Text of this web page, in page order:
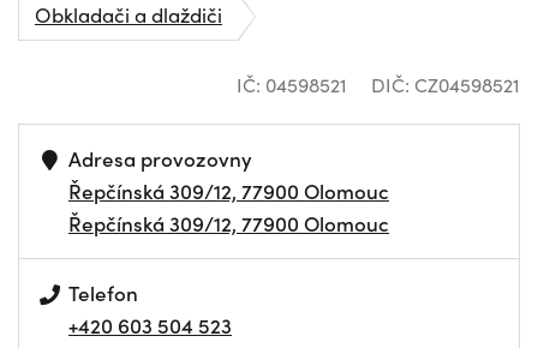
Obkladači a dlaždiči
IČ: 04598521 DIČ: CZ04598521
Adresa provozovny
Řepčínská 309/12, 77900 Olomouc
Řepčínská 309/12, 77900 Olomouc
Telefon
+420 603 504 523